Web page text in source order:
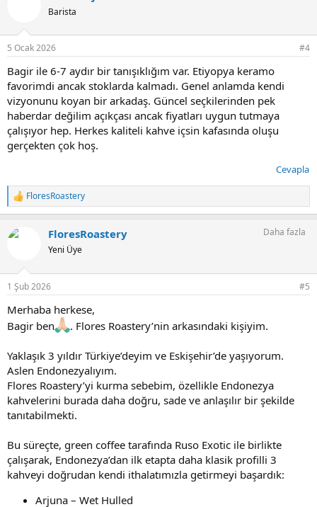
Barista
5 Ocak 2026 #4
Bagir ile 6-7 aydır bir tanışıklığım var. Etiyopya keramo
favorimdi ancak stoklarda kalmadı. Genel anlamda kendi
vizyonunu koyan bir arkadaş. Güncel seçkilerinden pek
haberdar değilim açıkçası ancak fiyatları uygun tutmaya
çalışıyor hep. Herkes kaliteli kahve içsin kafasında oluşu
gerçekten çok hoş.
Cevapla
T
e
k
FloresRoastery
FloresRoastery
Yeni Üye
Daha fazla
1 Şub 2026 #5
Merhaba herkese,
Bagir ben
. Flores Roastery’nin arkasındaki kişiyim.
Yaklaşık 3 yıldır Türkiye’deyim ve Eskişehir’de yaşıyorum.
Aslen Endonezyalıyım.
Flores Roastery’yi kurma sebebim, özellikle Endonezya
kahvelerini burada daha doğru, sade ve anlaşılır bir şekilde
tanıtabilmekti.
Bu süreçte, green coffee tarafında Ruso Exotic ile birlikte
çalışarak, Endonezya’dan ilk etapta daha klasik profilli 3
kahveyi doğrudan kendi ithalatımızla getirmeyi başardık:
Arjuna – Wet Hulled